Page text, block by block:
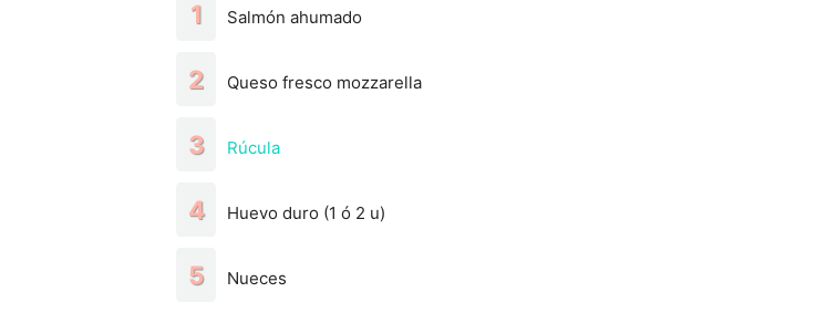
Salmón ahumado
Queso fresco mozzarella
Rúcula
Huevo duro (1 ó 2 u)
Nueces